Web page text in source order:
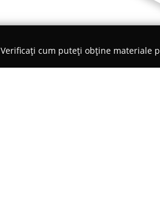
Verificați cum puteți obține materiale